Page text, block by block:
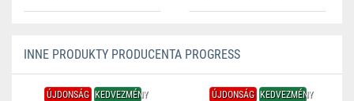
INNE PRODUKTY PRODUCENTA PROGRESS
ÚJDONSÁG KEDVEZMÉNY ÚJDONSÁG KEDVEZMÉNY